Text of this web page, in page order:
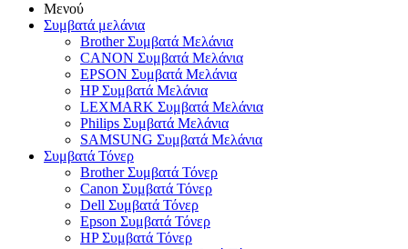
Μενού
Συμβατά μελάνια
Brother Συμβατά Μελάνια
CANON Συμβατά Μελάνια
EPSON Συμβατά Μελάνια
HP Συμβατά Μελάνια
LEXMARK Συμβατά Μελάνια
Philips Συμβατά Μελάνια
SAMSUNG Συμβατά Μελάνια
Συμβατά Τόνερ
Brother Συμβατά Τόνερ
Canon Συμβατά Τόνερ
Dell Συμβατά Τόνερ
Epson Συμβατά Τόνερ
HP Συμβατά Τόνερ